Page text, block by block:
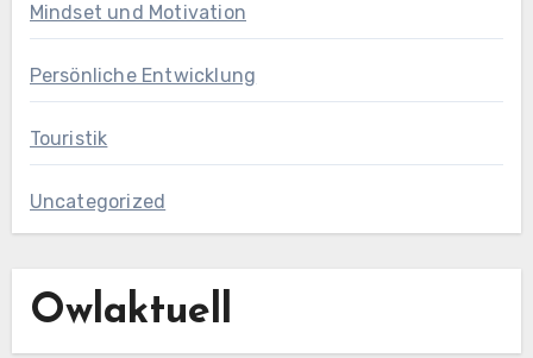
Mindset und Motivation
Persönliche Entwicklung
Touristik
Uncategorized
Owlaktuell